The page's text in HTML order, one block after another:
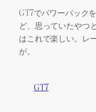
GT7でパワーパック
ど、思っていたやつ
はこれで楽しい。レ
が。
GT7